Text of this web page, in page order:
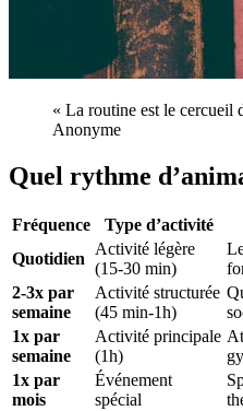
« La routine est le
Anonyme
Quel rythme
Fréquence Type d’activité
Quotidien
Activité légère
(15-30 min)
2-3x par
semaine
Activité structurée
(45 min-1h)
1x par
semaine
Activité principale
(1h)
1x par
mois
Événement
spécial